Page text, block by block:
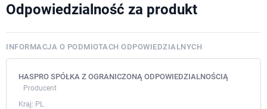
Odpowiedzialność za produkt
INFORMACJA O PODMIOTACH ODPOWIEDZIALNYCH
HASPRO SPÓŁKA Z OGRANICZONĄ ODPOWIEDZIALNOŚCIĄ
Producent
Kraj: PL